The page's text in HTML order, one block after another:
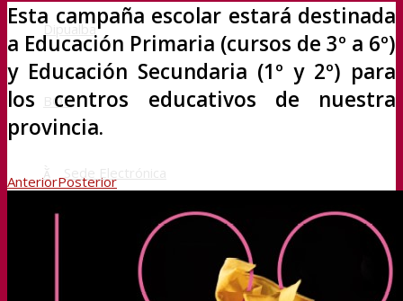
Dipualba
BOP
Transparencia
Esta campaña escolar estará destinada
a Educación Primaria (cursos de 3º a 6º)
y Educación Secundaria (1º y 2º) para
los centros educativos de nuestra
provincia.
AnteriorPosterior